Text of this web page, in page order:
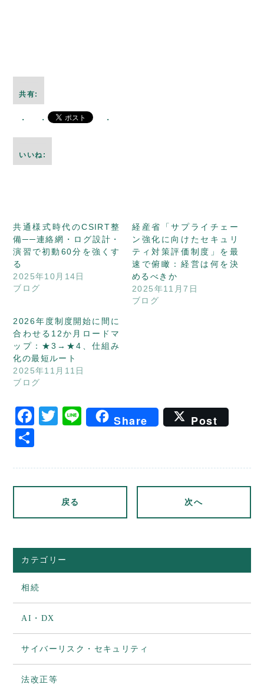
共有:
いいね:
共通様式時代のCSIRT整
備──連絡網・ログ設計・
演習で初動60分を強くす
る
2025年10月14日
ブログ
経産省「サプライチェー
ン強化に向けたセキュリ
ティ対策評価制度」を最
速で俯瞰：経営は何を決
めるべきか
2025年11月7日
ブログ
2026年度制度開始に間に
合わせる12か月ロードマ
ップ：★3→★4、仕組み
化の最短ルート
2025年11月11日
ブログ
Facebook
Twitter
LineShare Post
戻る 次へ
カテゴリー
相続
AI・DX
サイバーリスク・セキュリティ
法改正等